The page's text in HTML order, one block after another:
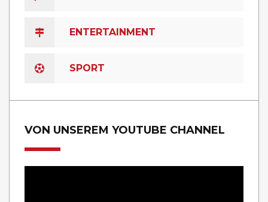
ENTERTAINMENT
SPORT
VON UNSEREM YOUTUBE CHANNEL